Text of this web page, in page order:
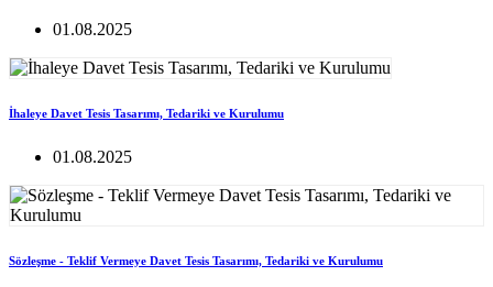
01.08.2025
İhaleye Davet Tesis Tasarımı, Tedariki ve Kurulumu
01.08.2025
Sözleşme - Teklif Vermeye Davet Tesis Tasarımı, Tedariki ve Kurulumu